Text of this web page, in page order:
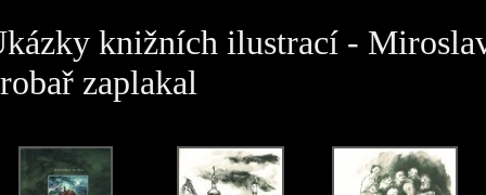
knižních ilustrací -
zaplakal